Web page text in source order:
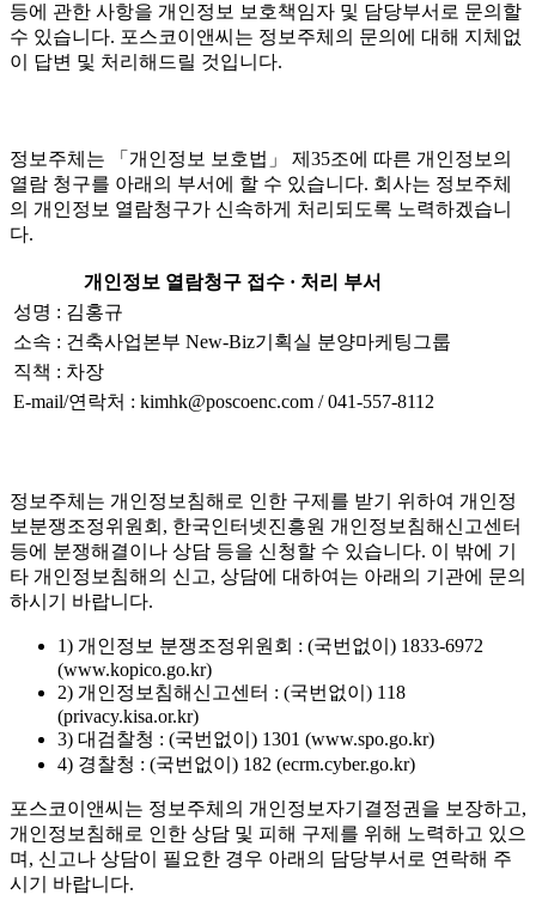
등에 관한 사항을 개인정보 보호책임자 및 담당부서로 문의할
수 있습니다. 포스코이앤씨는 정보주체의 문의에 대해 지체없
이 답변 및 처리해드릴 것입니다.
정보주체는 「개인정보 보호법」 제35조에 따른 개인정보의
열람 청구를 아래의 부서에 할 수 있습니다. 회사는 정보주체
의 개인정보 열람청구가 신속하게 처리되도록 노력하겠습니
다.
개인정보 열람청구 접수 · 처리 부서
성명 : 김홍규
소속 : 건축사업본부 New-Biz기획실 분양마케팅그룹
직책 : 차장
E-mail/연락처 : kimhk@poscoenc.com / 041-557-8112
정보주체는 개인정보침해로 인한 구제를 받기 위하여 개인정
보분쟁조정위원회, 한국인터넷진흥원 개인정보침해신고센터
등에 분쟁해결이나 상담 등을 신청할 수 있습니다. 이 밖에 기
타 개인정보침해의 신고, 상담에 대하여는 아래의 기관에 문의
하시기 바랍니다.
1) 개인정보 분쟁조정위원회 : (국번없이) 1833-6972
(www.kopico.go.kr)
2) 개인정보침해신고센터 : (국번없이) 118
(privacy.kisa.or.kr)
3) 대검찰청 : (국번없이) 1301 (www.spo.go.kr)
4) 경찰청 : (국번없이) 182 (ecrm.cyber.go.kr)
포스코이앤씨는 정보주체의 개인정보자기결정권을 보장하고,
개인정보침해로 인한 상담 및 피해 구제를 위해 노력하고 있으
며, 신고나 상담이 필요한 경우 아래의 담당부서로 연락해 주
시기 바랍니다.